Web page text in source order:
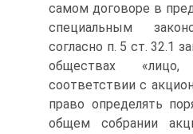
самом договоре в
специальным
согласно п. 5 ст. 32.1
обществах
соответствии с
право определять
общем собрании